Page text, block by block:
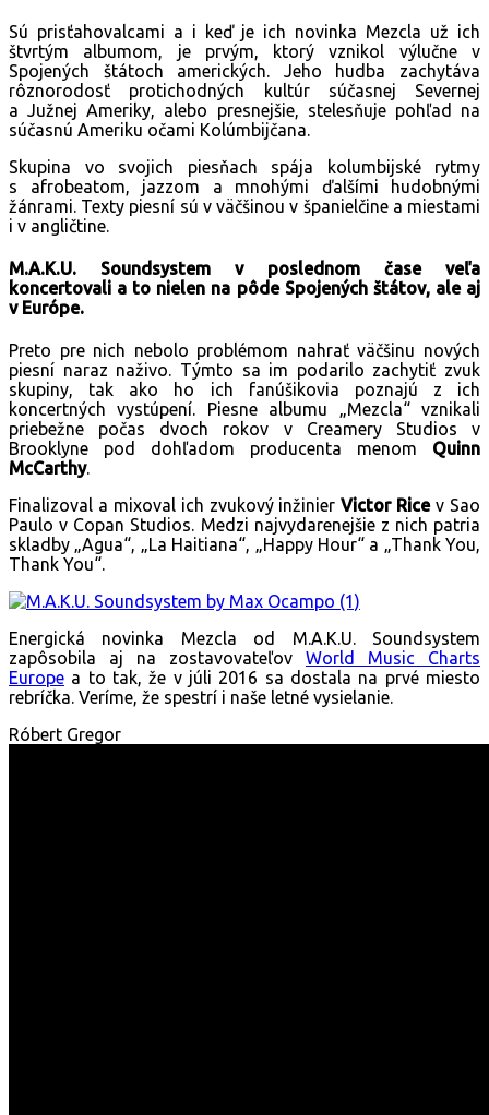
Sú prisťahovalcami a i keď je ich novinka Mezcla už ich
štvrtým albumom, je prvým, ktorý vznikol výlučne v
Spojených štátoch amerických. Jeho hudba zachytáva
rôznorodosť protichodných kultúr súčasnej Severnej
a Južnej Ameriky, alebo presnejšie, stelesňuje pohľad na
súčasnú Ameriku očami Kolúmbijčana.
Skupina vo svojich piesňach spája kolumbijské rytmy
s afrobeatom, jazzom a mnohými ďalšími hudobnými
žánrami. Texty piesní sú v väčšinou v španielčine a miestami
i v angličtine.
M.A.K.U. Soundsystem v poslednom čase veľa
koncertovali a to nielen na pôde Spojených štátov, ale aj
v Európe.
Preto pre nich nebolo problémom nahrať väčšinu nových
piesní naraz naživo. Týmto sa im podarilo zachytiť zvuk
skupiny, tak ako ho ich fanúšikovia poznajú z ich
koncertných vystúpení. Piesne albumu „Mezcla“ vznikali
priebežne počas dvoch rokov v Creamery Studios v
Brooklyne pod dohľadom producenta menom Quinn
McCarthy.
Finalizoval a mixoval ich zvukový inžinierVictor Ricev Sao
Paulo v Copan Studios. Medzi najvydarenejšie z nich patria
skladby „Agua“, „La Haitiana“, „Happy Hour“ a „Thank You,
Thank You“.
Energická novinka Mezcla od M.A.K.U. Soundsystem
zapôsobila aj na zostavovateľov World Music Charts
Europe a to tak, že v júli 2016 sa dostala na prvé miesto
rebríčka. Veríme, že spestrí i naše letné vysielanie.
Róbert Gregor